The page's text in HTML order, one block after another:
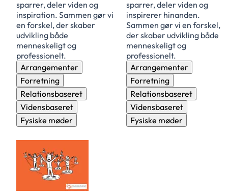
sparrer, deler viden og
inspiration. Sammen gør vi
en forskel, der skaber
udvikling både
menneskeligt og
professionelt.
Arrangementer
Forretning
Relationsbaseret
Vidensbaseret
Fysiske møder
sparrer, deler viden og
inspirerer hinanden.
Sammen gør vi en forskel,
der skaber udvikling både
menneskeligt og
professionelt.
Arrangementer
Forretning
Relationsbaseret
Vidensbaseret
Fysiske møder